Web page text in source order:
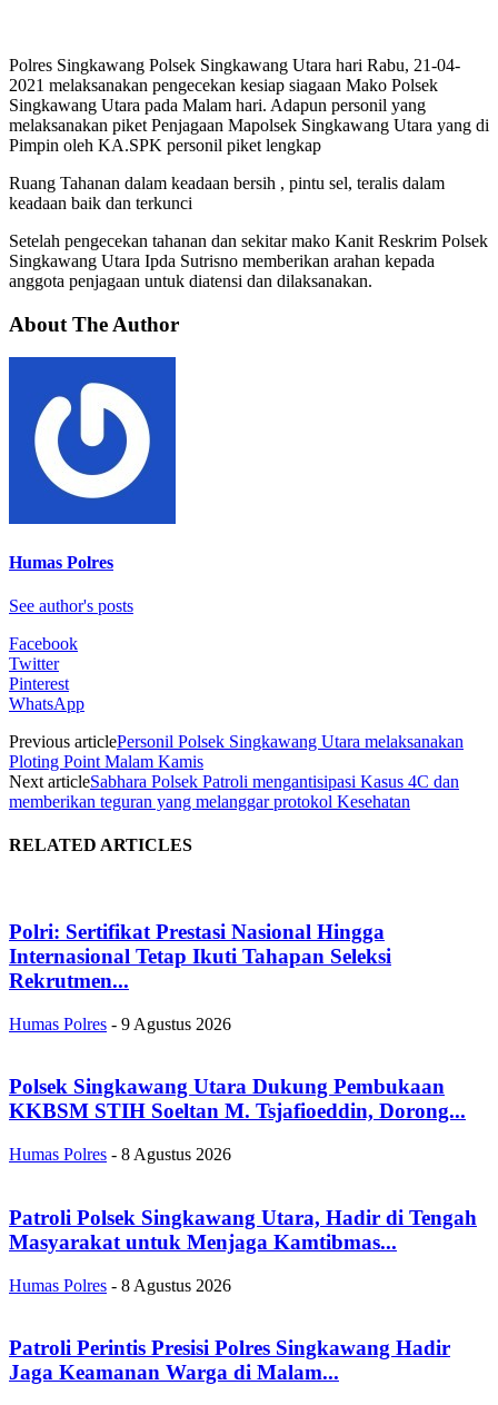
Polres Singkawang Polsek Singkawang Utara hari Rabu, 21-04-
2021 melaksanakan pengecekan kesiap siagaan Mako Polsek
Singkawang Utara pada Malam hari. Adapun personil yang
melaksanakan piket Penjagaan Mapolsek Singkawang Utara yang di
Pimpin oleh KA.SPK personil piket lengkap
Ruang Tahanan dalam keadaan bersih , pintu sel, teralis dalam
keadaan baik dan terkunci
Setelah pengecekan tahanan dan sekitar mako Kanit Reskrim Polsek
Singkawang Utara Ipda Sutrisno memberikan arahan kepada
anggota penjagaan untuk diatensi dan dilaksanakan.
About The Author
Humas Polres
See author's posts
Facebook
Twitter
Pinterest
WhatsApp
Previous articlePersonil Polsek Singkawang Utara melaksanakan
Ploting Point Malam Kamis
Next articleSabhara Polsek Patroli mengantisipasi Kasus 4C dan
memberikan teguran yang melanggar protokol Kesehatan
RELATED ARTICLES
Polri: Sertifikat Prestasi Nasional Hingga
Internasional Tetap Ikuti Tahapan Seleksi
Rekrutmen...
Humas Polres - 9 Agustus 2026
Polsek Singkawang Utara Dukung Pembukaan
KKBSM STIH Soeltan M. Tsjafioeddin, Dorong...
Humas Polres - 8 Agustus 2026
Patroli Polsek Singkawang Utara, Hadir di Tengah
Masyarakat untuk Menjaga Kamtibmas...
Humas Polres - 8 Agustus 2026
Patroli Perintis Presisi Polres Singkawang Hadir
Jaga Keamanan Warga di Malam...